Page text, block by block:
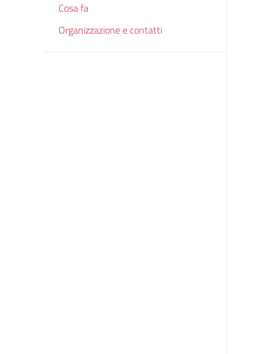
Cosa fa
Organizzazione e contatti